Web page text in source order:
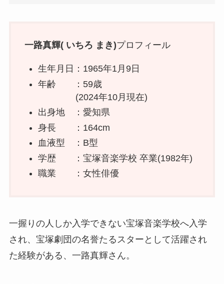
一路真輝( いちろ まき)プロフィール
生年月日：1965年1月9日
年齢 ：59歳
(2024年10月現在)
出身地 ：愛知県
身長 ：164cm
血液型 ：B型
学歴 ：宝塚音楽学校 卒業(1982年)
職業 ：女性俳優
一握りの人しか入学できない宝塚音楽学校へ入学
され、宝塚劇団の名誉たるスターとして活躍され
た経験がある、一路真輝さん。